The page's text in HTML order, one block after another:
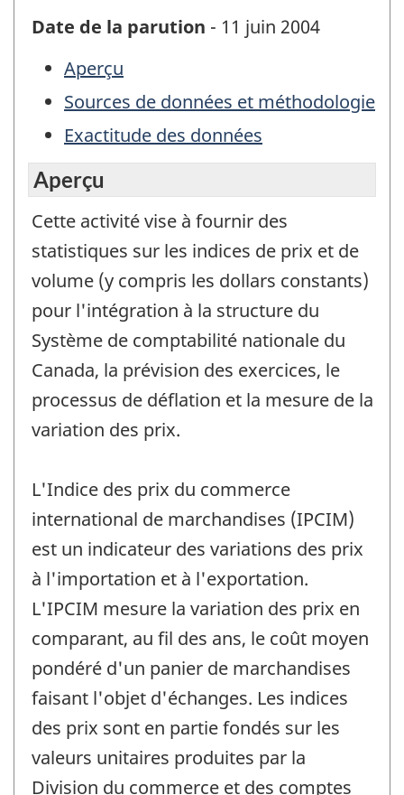
Date de la parution - 11 juin 2004
Aperçu
Sources de données et méthodologie
Exactitude des données
Aperçu
Cette activité vise à fournir des
statistiques sur les indices de prix et de
volume (y compris les dollars constants)
pour l'intégration à la structure du
Système de comptabilité nationale du
Canada, la prévision des exercices, le
processus de déflation et la mesure de la
variation des prix.
L'Indice des prix du commerce
international de marchandises (IPCIM)
est un indicateur des variations des prix
à l'importation et à l'exportation.
L'IPCIM mesure la variation des prix en
comparant, au fil des ans, le coût moyen
pondéré d'un panier de marchandises
faisant l'objet d'échanges. Les indices
des prix sont en partie fondés sur les
valeurs unitaires produites par la
Division du commerce et des comptes